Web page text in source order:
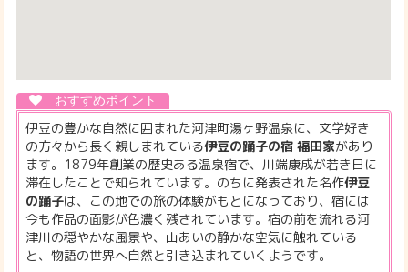
伊豆の豊かな自然に囲まれた河津町湯ヶ野温泉に、文学好き
の方々から長く親しまれている伊豆の踊子の宿 福田家があり
ます。1879年創業の歴史ある温泉宿で、川端康成が若き日に
滞在したことで知られています。のちに発表された名作伊豆
の踊子は、この地での旅の体験がもとになっており、宿には
今も作品の面影が色濃く残されています。宿の前を流れる河
津川の穏やかな風景や、山あいの静かな空気に触れている
と、物語の世界へ自然と引き込まれていくようです。